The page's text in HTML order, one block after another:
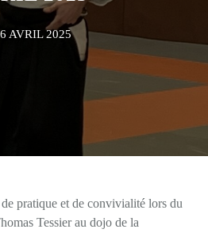
6 AVRIL 2025
pratique et de convivialité lors du
Tessier au dojo de la